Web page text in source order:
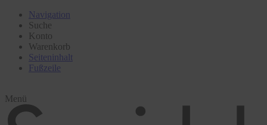
Navigation
Suche
Konto
Warenkorb
Seiteninhalt
Fußzeile
Menü